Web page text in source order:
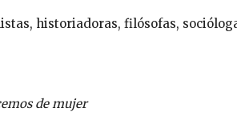
historiadoras, filósofas,
de mujer